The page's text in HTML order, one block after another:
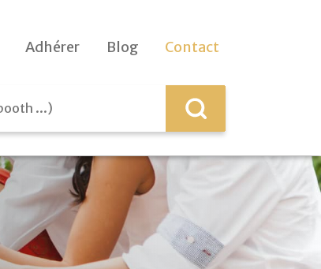
Adhérer Blog Contact